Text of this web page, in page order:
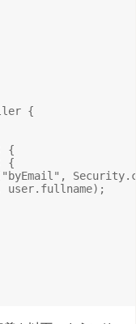
{
{
{
user.fullname);